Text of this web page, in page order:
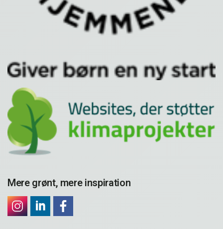
Mere grønt, mere inspiration